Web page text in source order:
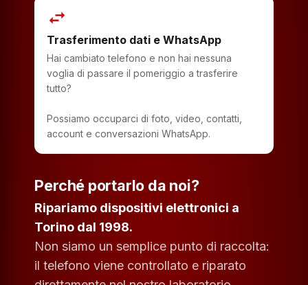
swap_horiz
Trasferimento dati e WhatsApp
Hai cambiato telefono e non hai nessuna
voglia di passare il pomeriggio a trasferire
tutto?
Possiamo occuparci di foto, video, contatti,
account e conversazioni WhatsApp.
Perché portarlo da noi?
Ripariamo dispositivi elettronici a
Torino dal 1998.
Non siamo un semplice punto di raccolta:
il telefono viene controllato e riparato